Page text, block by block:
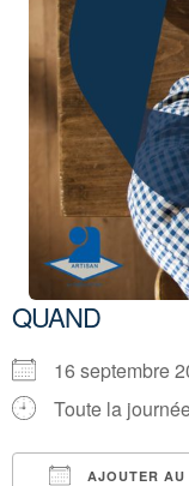
QUAND
16 septembre
Toute la
AJOUTER